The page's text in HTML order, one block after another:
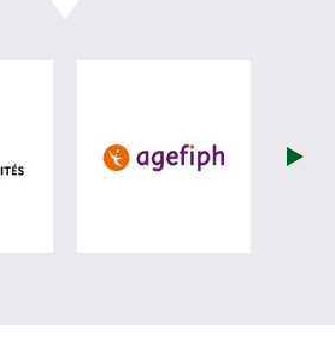
visiter les site de Ministère du travail
visiter les